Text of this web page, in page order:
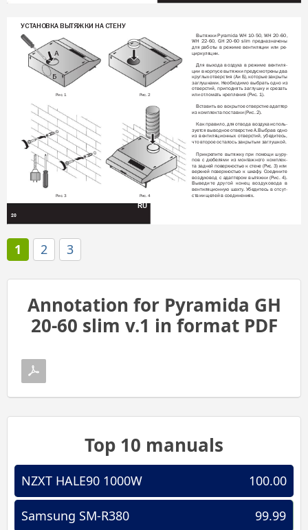
УСТАНОВКА ВЫТЯЖКИ НА СТЕНУ
Вытяжки Pyramida WH 10-50, WH 20-60,
WH 22-60, GH 20-60 slim предназначены
для работы в режиме вентиляции или ре-
А циркуляции.
Для выхода воздуха в режиме вентиля-
ции в корпусе вытяжки предусмотрены два
Б круглых отверстия (А и Б), которые закрыты
заглушками. Необходимо выбрать одно из
отверстий, приподнять заглушку и срезать
Рис. 1 Рис. 2 или отломать крепления (Рис. 1).
Вставить во вскрытое отверстие адаптер
из комплекта поставки (Рис. 2).
Как правило, для отвода воздуха исполь-
зуется выводное отверстие А. Выбрав одно
из вентиляционных отверстий, убедитесь,
что второе осталось закрытым заглушкой.
Прикрепите вытяжку при помощи шуру-
пов с дюбелями из монтажного комплек-
та задней поверхностью к стене (Рис. 3) или
верхней поверхностью к шкафу. Соедините
воздуховод с адаптером вытяжки (Рис.
4).
Выведите другой конец воздуховода в
вентиляционную шахту. Убедитесь в отсут-
Рис. 3 Рис. 4 ствии щелей в соединениях.
RU
20
1 2 3
Annotation for Pyramida GH
20-60 slim v.1 in format PDF
Top 10 manuals
100.00
NZXT HALE90 1000W
99.99
Samsung SM-R380